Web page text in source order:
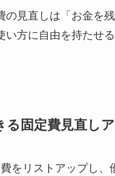
の見直しは「お金を
い方に自由を持たせ
る固定費見直し
をリストアップし、